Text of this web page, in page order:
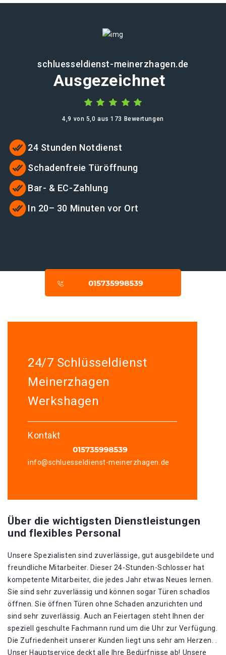
schluesseldienst-meinerzhagen.de
Ausgezeichnet
4,9 von 5,0 aus 173 Bewertungen
24 Stunden Notdienst
Schadenfreie Türöffnung
Bar- & EC-Zahlung
In 20– 30 Minuten vor Ort
24/7 Schlüsseldienst
Meinerzhagen
Werkshagen
Kontakt
info@schluesseldienst-meinerzhagen.de
Über die wichtigsten Dienstleistungen
und flexibles Personal
Unsere Spezialisten sind zuverlässige, gut ausgebildete und
freundliche Mitarbeiter. Dieser 24-Stunden-Schlosser hat
kompetente Mitarbeiter, die jedes Jahr etwas Neues lernen.
Sie sind sehr zuverlässig und können sogar Türen schadlos
öffnen. Sie öffnen Türen ohne Schaden anzurichten und
sind sehr zuverlässig. Auch an Feiertagen steht Ihnen der
speziell geschulte Fachmann rund um die Uhr zur Verfügung.
Die Zufriedenheit unserer Kunden liegt uns sehr am Herzen. .
Unser Hauptservice deckt alle Ihre Bedürfnisse ab! Unsere